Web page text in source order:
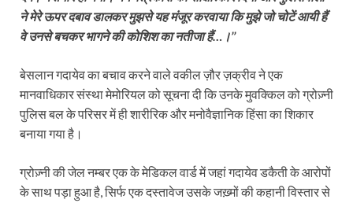
ने मेरे ऊपर दबाव डालकर मुझसे यह मंजूर करवाया कि मुझे जो चोटें आयी हैं
वे उनसे बचकर भागने की कोशिश का नतीजा हैं…।’’
बेसलान गदायेव का बचाव करने वाले वकील ज़ौर ज़क्रीव ने एक
मानवाधिकार संस्था मेमोरियल को सूचना दी कि उनके मुवक्किल को ग्रोज़्नी
पुलिस बल के परिसर में ही शारीरिक और मनोवैज्ञानिक हिंसा का शिकार
बनाया गया है।
ग्रोज़्नी की जेल नम्बर एक के मेडिकल वार्ड में जहां गदायेव डकैती के आरोपों
के साथ पड़ा हुआ है, सिर्फ एक दस्तावेज उसके जख़्मों की कहानी विस्तार से